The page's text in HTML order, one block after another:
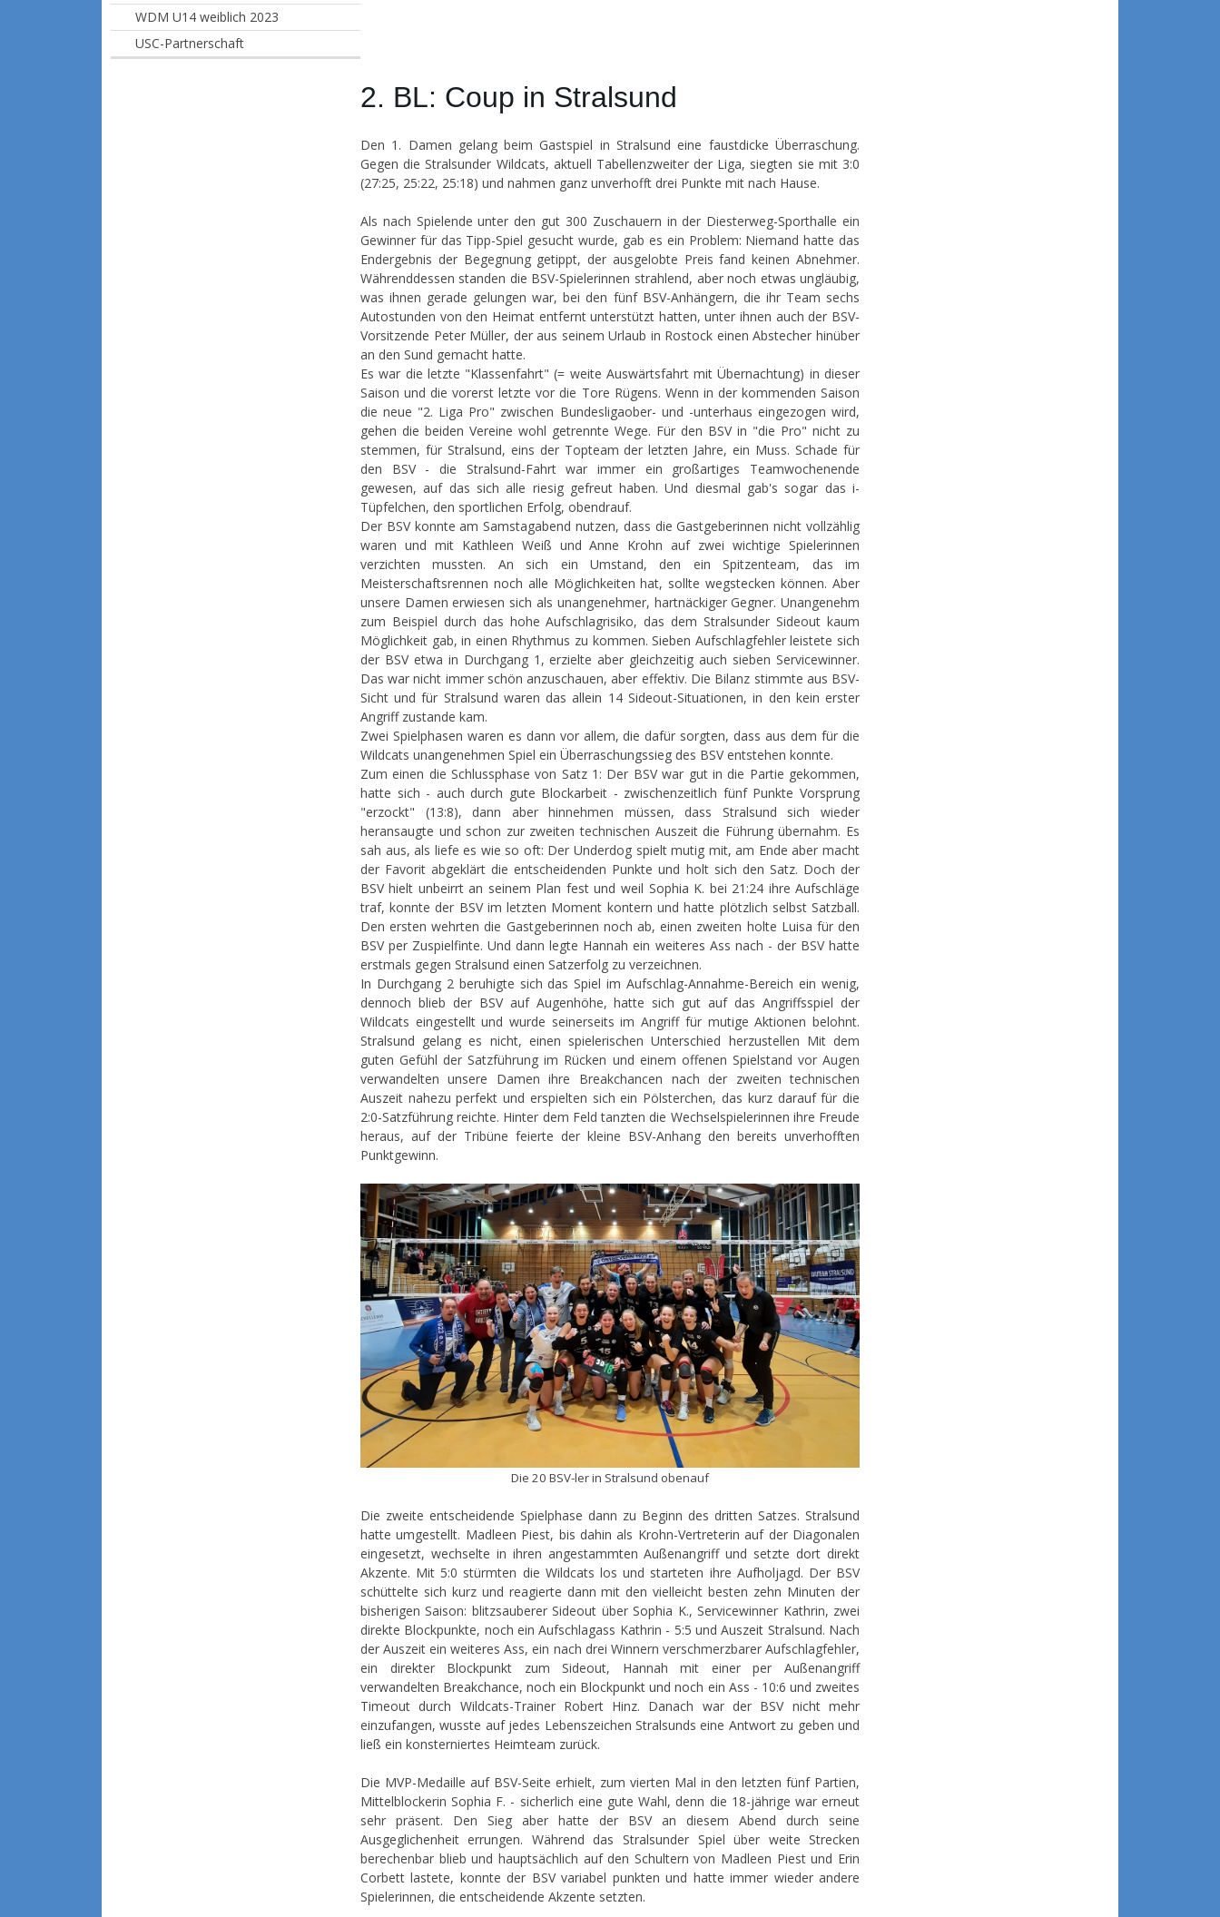
WDM U14 weiblich 2023
USC-Partnerschaft
2. BL: Coup in Stralsund
Den 1. Damen gelang beim Gastspiel in Stralsund eine faustdicke Überraschung.
Gegen die Stralsunder Wildcats, aktuell Tabellenzweiter der Liga, siegten sie mit 3:0
(27:25, 25:22, 25:18) und nahmen ganz unverhofft drei Punkte mit nach Hause.
Als nach Spielende unter den gut 300 Zuschauern in der Diesterweg-Sporthalle ein
Gewinner für das Tipp-Spiel gesucht wurde, gab es ein Problem: Niemand hatte das
Endergebnis der Begegnung getippt, der ausgelobte Preis fand keinen Abnehmer.
Währenddessen standen die BSV-Spielerinnen strahlend, aber noch etwas ungläubig,
was ihnen gerade gelungen war, bei den fünf BSV-Anhängern, die ihr Team sechs
Autostunden von den Heimat entfernt unterstützt hatten, unter ihnen auch der BSV-
Vorsitzende Peter Müller, der aus seinem Urlaub in Rostock einen Abstecher hinüber
an den Sund gemacht hatte.
Es war die letzte "Klassenfahrt" (= weite Auswärtsfahrt mit Übernachtung) in dieser
Saison und die vorerst letzte vor die Tore Rügens. Wenn in der kommenden Saison
die neue "2. Liga Pro" zwischen Bundesligaober- und -unterhaus eingezogen wird,
gehen die beiden Vereine wohl getrennte Wege. Für den BSV in "die Pro" nicht zu
stemmen, für Stralsund, eins der Topteam der letzten Jahre, ein Muss. Schade für
den BSV - die Stralsund-Fahrt war immer ein großartiges Teamwochenende
gewesen, auf das sich alle riesig gefreut haben. Und diesmal gab's sogar das i-
Tüpfelchen, den sportlichen Erfolg, obendrauf.
Der BSV konnte am Samstagabend nutzen, dass die Gastgeberinnen nicht vollzählig
waren und mit Kathleen Weiß und Anne Krohn auf zwei wichtige Spielerinnen
verzichten mussten. An sich ein Umstand, den ein Spitzenteam, das im
Meisterschaftsrennen noch alle Möglichkeiten hat, sollte wegstecken können. Aber
unsere Damen erwiesen sich als unangenehmer, hartnäckiger Gegner. Unangenehm
zum Beispiel durch das hohe Aufschlagrisiko, das dem Stralsunder Sideout kaum
Möglichkeit gab, in einen Rhythmus zu kommen. Sieben Aufschlagfehler leistete sich
der BSV etwa in Durchgang 1, erzielte aber gleichzeitig auch sieben Servicewinner.
Das war nicht immer schön anzuschauen, aber effektiv. Die Bilanz stimmte aus BSV-
Sicht und für Stralsund waren das allein 14 Sideout-Situationen, in den kein erster
Angriff zustande kam.
Zwei Spielphasen waren es dann vor allem, die dafür sorgten, dass aus dem für die
Wildcats unangenehmen Spiel ein Überraschungssieg des BSV entstehen konnte.
Zum einen die Schlussphase von Satz 1: Der BSV war gut in die Partie gekommen,
hatte sich - auch durch gute Blockarbeit - zwischenzeitlich fünf Punkte Vorsprung
"erzockt" (13:8), dann aber hinnehmen müssen, dass Stralsund sich wieder
heransaugte und schon zur zweiten technischen Auszeit die Führung übernahm. Es
sah aus, als liefe es wie so oft: Der Underdog spielt mutig mit, am Ende aber macht
der Favorit abgeklärt die entscheidenden Punkte und holt sich den Satz. Doch der
BSV hielt unbeirrt an seinem Plan fest und weil Sophia K. bei 21:24 ihre Aufschläge
traf, konnte der BSV im letzten Moment kontern und hatte plötzlich selbst Satzball.
Den ersten wehrten die Gastgeberinnen noch ab, einen zweiten holte Luisa für den
BSV per Zuspielfinte. Und dann legte Hannah ein weiteres Ass nach - der BSV hatte
erstmals gegen Stralsund einen Satzerfolg zu verzeichnen.
In Durchgang 2 beruhigte sich das Spiel im Aufschlag-Annahme-Bereich ein wenig,
dennoch blieb der BSV auf Augenhöhe, hatte sich gut auf das Angriffsspiel der
Wildcats eingestellt und wurde seinerseits im Angriff für mutige Aktionen belohnt.
Stralsund gelang es nicht, einen spielerischen Unterschied herzustellen Mit dem
guten Gefühl der Satzführung im Rücken und einem offenen Spielstand vor Augen
verwandelten unsere Damen ihre Breakchancen nach der zweiten technischen
Auszeit nahezu perfekt und erspielten sich ein Pölsterchen, das kurz darauf für die
2:0-Satzführung reichte. Hinter dem Feld tanzten die Wechselspielerinnen ihre Freude
heraus, auf der Tribüne feierte der kleine BSV-Anhang den bereits unverhofften
Punktgewinn.
Die 20 BSV-ler in Stralsund obenauf
Die zweite entscheidende Spielphase dann zu Beginn des dritten Satzes. Stralsund
hatte umgestellt. Madleen Piest, bis dahin als Krohn-Vertreterin auf der Diagonalen
eingesetzt, wechselte in ihren angestammten Außenangriff und setzte dort direkt
Akzente. Mit 5:0 stürmten die Wildcats los und starteten ihre Aufholjagd. Der BSV
schüttelte sich kurz und reagierte dann mit den vielleicht besten zehn Minuten der
bisherigen Saison: blitzsauberer Sideout über Sophia K., Servicewinner Kathrin, zwei
direkte Blockpunkte, noch ein Aufschlagass Kathrin - 5:5 und Auszeit Stralsund. Nach
der Auszeit ein weiteres Ass, ein nach drei Winnern verschmerzbarer Aufschlagfehler,
ein direkter Blockpunkt zum Sideout, Hannah mit einer per Außenangriff
verwandelten Breakchance, noch ein Blockpunkt und noch ein Ass - 10:6 und zweites
Timeout durch Wildcats-Trainer Robert Hinz. Danach war der BSV nicht mehr
einzufangen, wusste auf jedes Lebenszeichen Stralsunds eine Antwort zu geben und
ließ ein konsterniertes Heimteam zurück.
Die MVP-Medaille auf BSV-Seite erhielt, zum vierten Mal in den letzten fünf Partien,
Mittelblockerin Sophia F. - sicherlich eine gute Wahl, denn die 18-jährige war erneut
sehr präsent. Den Sieg aber hatte der BSV an diesem Abend durch seine
Ausgeglichenheit errungen. Während das Stralsunder Spiel über weite Strecken
berechenbar blieb und hauptsächlich auf den Schultern von Madleen Piest und Erin
Corbett lastete, konnte der BSV variabel punkten und hatte immer wieder andere
Spielerinnen, die entscheidende Akzente setzten.